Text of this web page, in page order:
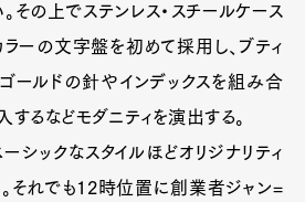
その上でステンレス・スチールケース
ーの文字盤を初めて採用し、ブティ
ールドの針やインデックスを組み合
るなどモダニティを演出する。
シックなスタイルほどオリジナリティ
それでも12時位置に創業者ジャン=